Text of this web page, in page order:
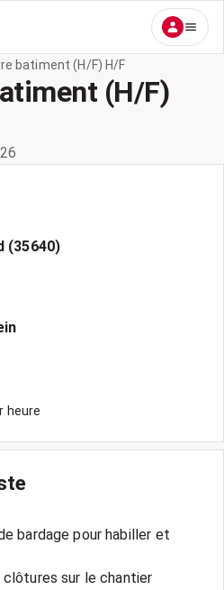
batiment (H/F) H/F
(H/F)
(35640)
heure
bardage pour habiller et
sur le chantier